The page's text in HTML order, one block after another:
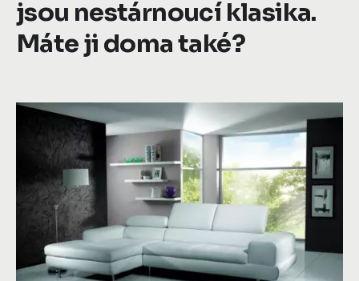
jsou nestárnoucí klasika.
Máte ji doma také?